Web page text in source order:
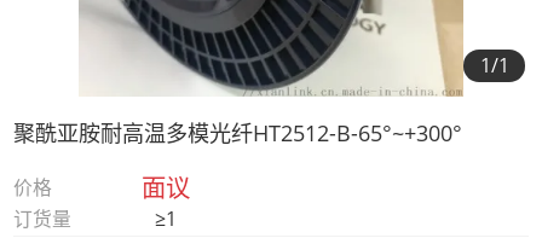
1/1
聚酰亚胺耐高温多模光纤HT2512-B-65°~+300°
价格 面议
订货量
≥1